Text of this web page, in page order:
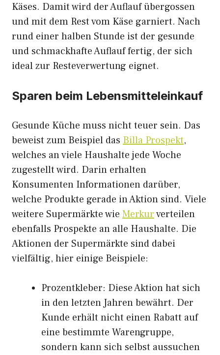
Käses. Damit wird der Auflauf übergossen
und mit dem Rest vom Käse garniert. Nach
rund einer halben Stunde ist der gesunde
und schmackhafte Auflauf fertig, der sich
ideal zur Resteverwertung eignet.
Sparen beim Lebensmitteleinkauf
Gesunde Küche muss nicht teuer sein. Das
beweist zum Beispiel das Billa Prospekt,
welches an viele Haushalte jede Woche
zugestellt wird. Darin erhalten
Konsumenten Informationen darüber,
welche Produkte gerade in Aktion sind. Viele
weitere Supermärkte wie Merkurverteilen
ebenfalls Prospekte an alle Haushalte. Die
Aktionen der Supermärkte sind dabei
vielfältig, hier einige Beispiele:
Prozentkleber: Diese Aktion hat sich
in den letzten Jahren bewährt. Der
Kunde erhält nicht einen Rabatt auf
eine bestimmte Warengruppe,
sondern kann sich selbst aussuchen